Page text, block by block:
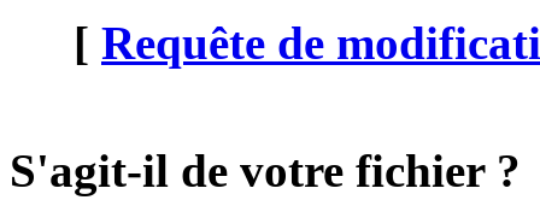
[ Requête de
S'agit-il de votre fichier ?